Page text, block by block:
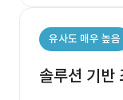
유사도 매우 높음
솔루션 기반